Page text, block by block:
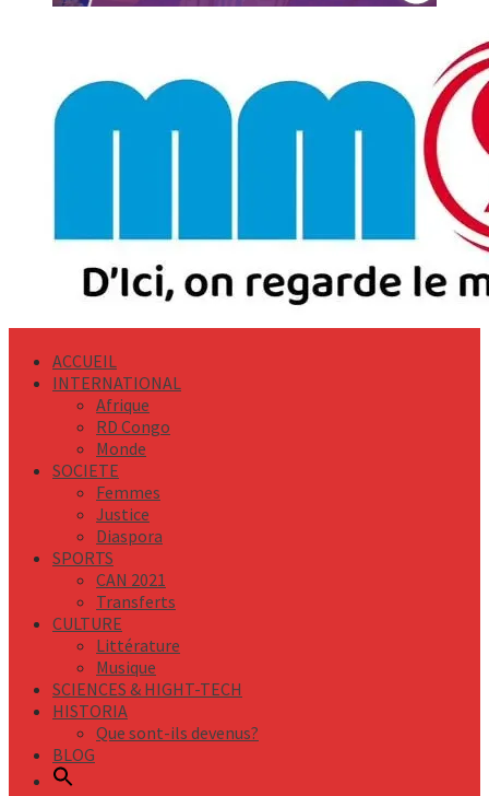
ACCUEIL
INTERNATIONAL
Afrique
RD Congo
Monde
SOCIETE
Femmes
Justice
Diaspora
SPORTS
CAN 2021
Transferts
CULTURE
Littérature
Musique
SCIENCES & HIGHT-TECH
HISTORIA
Que sont-ils devenus?
BLOG